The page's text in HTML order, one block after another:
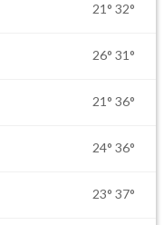
21° 32°
26° 31°
21° 36°
24° 36°
23° 37°